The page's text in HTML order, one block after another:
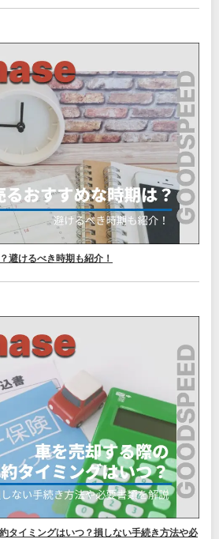
避けるべき時期も紹介！
タイミングはいつ？損しない手続き方法や必